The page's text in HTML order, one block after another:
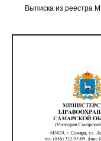
Выписка из